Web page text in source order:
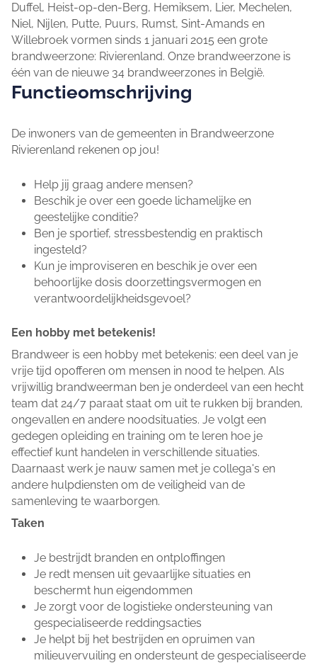
Duffel, Heist-op-den-Berg, Hemiksem, Lier, Mechelen,
Niel, Nijlen, Putte, Puurs, Rumst, Sint-Amands en
Willebroek vormen sinds 1 januari 2015 een grote
brandweerzone: Rivierenland. Onze brandweerzone is
één van de nieuwe 34 brandweerzones in België.
Functieomschrijving
De inwoners van de gemeenten in Brandweerzone
Rivierenland rekenen op jou!
Help jij graag andere mensen?
Beschik je over een goede lichamelijke en
geestelijke conditie?
Ben je sportief, stressbestendig en praktisch
ingesteld?
Kun je improviseren en beschik je over een
behoorlijke dosis doorzettingsvermogen en
verantwoordelijkheidsgevoel?
Een hobby met betekenis!
Brandweer is een hobby met betekenis: een deel van je
vrije tijd opofferen om mensen in nood te helpen. Als
vrijwillig brandweerman ben je onderdeel van een hecht
team dat 24/7 paraat staat om uit te rukken bij branden,
ongevallen en andere noodsituaties. Je volgt een
gedegen opleiding en training om te leren hoe je
effectief kunt handelen in verschillende situaties.
Daarnaast werk je nauw samen met je collega's en
andere hulpdiensten om de veiligheid van de
samenleving te waarborgen.
Taken
Je bestrijdt branden en ontploffingen
Je redt mensen uit gevaarlijke situaties en
beschermt hun eigendommen
Je zorgt voor de logistieke ondersteuning van
gespecialiseerde reddingsacties
Je helpt bij het bestrijden en opruimen van
milieuvervuiling en ondersteunt de gespecialiseerde